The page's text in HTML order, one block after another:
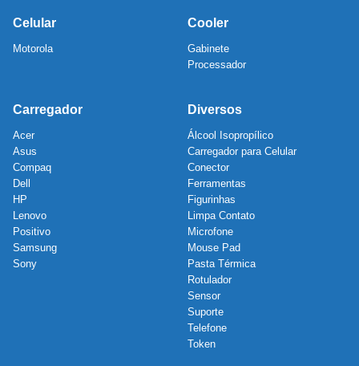
Celular
Motorola
Cooler
Gabinete
Processador
Carregador
Acer
Asus
Compaq
Dell
HP
Lenovo
Positivo
Samsung
Sony
Diversos
Álcool Isopropílico
Carregador para Celular
Conector
Ferramentas
Figurinhas
Limpa Contato
Microfone
Mouse Pad
Pasta Térmica
Rotulador
Sensor
Suporte
Telefone
Token